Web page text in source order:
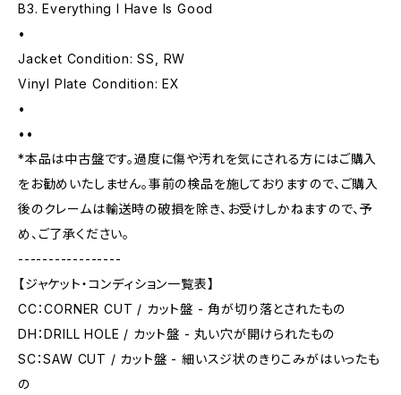
B3. Everything I Have Is Good
•
Jacket Condition: SS, RW
Vinyl Plate Condition: EX
•
••
*本品は中古盤です。過度に傷や汚れを気にされる方にはご購入
をお勧めいたしません。事前の検品を施しておりますので、ご購入
後のクレームは輸送時の破損を除き、お受けしかねますので、予
め、ご了承ください。
-----------------
【ジャケット・コンディション一覧表】
CC：CORNER CUT / カット盤 - 角が切り落とされたもの
DH：DRILL HOLE / カット盤 - 丸い穴が開けられたもの
SC：SAW CUT / カット盤 - 細いスジ状のきりこみがはいったも
の